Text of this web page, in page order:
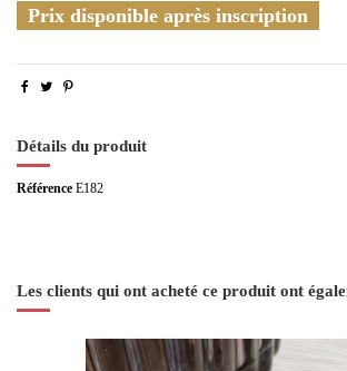
Prix disponible après inscription
Détails du produit
Référence E182
Les clients qui ont acheté ce produit ont